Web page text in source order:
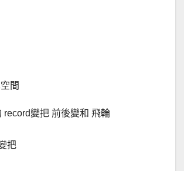
間
record變把 前後變和 飛輪
把